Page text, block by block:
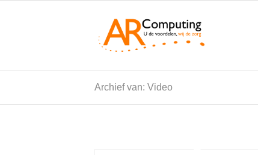
Archief van: Video